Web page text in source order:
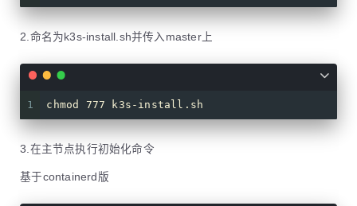
2.命名为k3s-install.sh并传入master上
1 chmod 777 k3s-install.sh
3.在主节点执行初始化命令
基于containerd版